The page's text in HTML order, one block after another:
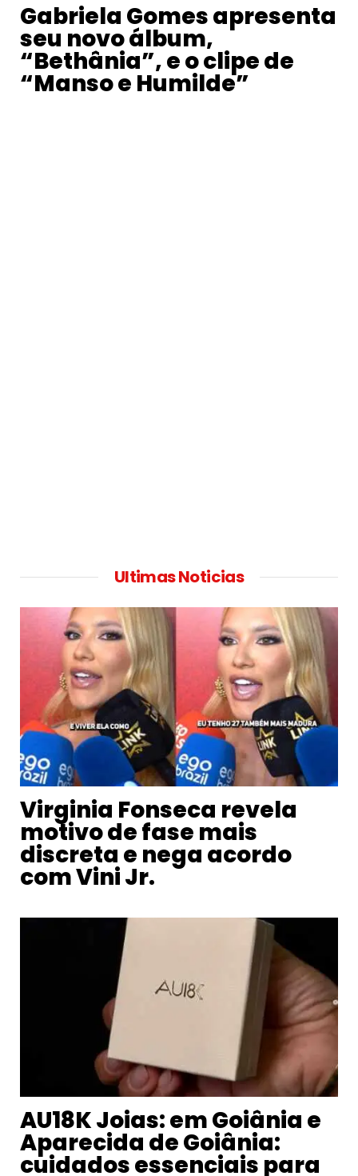
Gabriela Gomes apresenta
seu novo álbum,
“Bethânia”, e o clipe de
“Manso e Humilde”
Ultimas Noticias
Virginia Fonseca revela
motivo de fase mais
discreta e nega acordo
com Vini Jr.
AU18K Joias: em Goiânia e
Aparecida de Goiânia:
cuidados essenciais para